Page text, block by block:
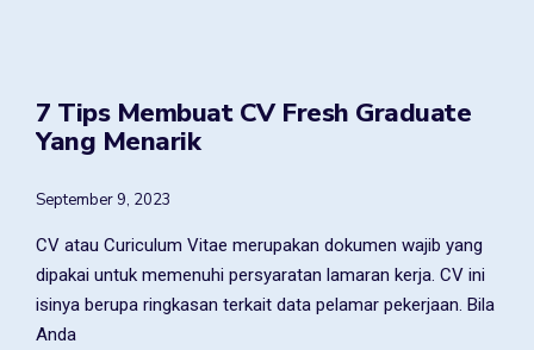
7 Tips Membuat CV Fresh Graduate
Yang Menarik
September 9, 2023
CV atau Curiculum Vitae merupakan dokumen wajib yang
dipakai untuk memenuhi persyaratan lamaran kerja. CV ini
isinya berupa ringkasan terkait data pelamar pekerjaan. Bila
Anda